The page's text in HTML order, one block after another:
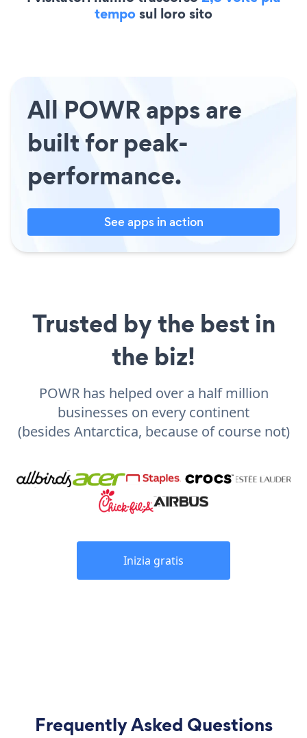
temposul loro sito
All POWR apps are
built for peak-
performance.
See apps in action
Trusted by the best in
the biz!
POWR has helped over a half million
businesses on every continent
(besides Antarctica, because of course not)
Inizia gratis
Frequently Asked Questions